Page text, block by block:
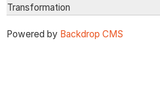
Transformation
Powered by Backdrop CMS